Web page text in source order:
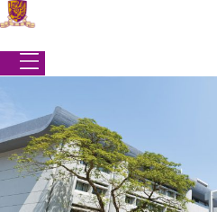
跳
到
内
容